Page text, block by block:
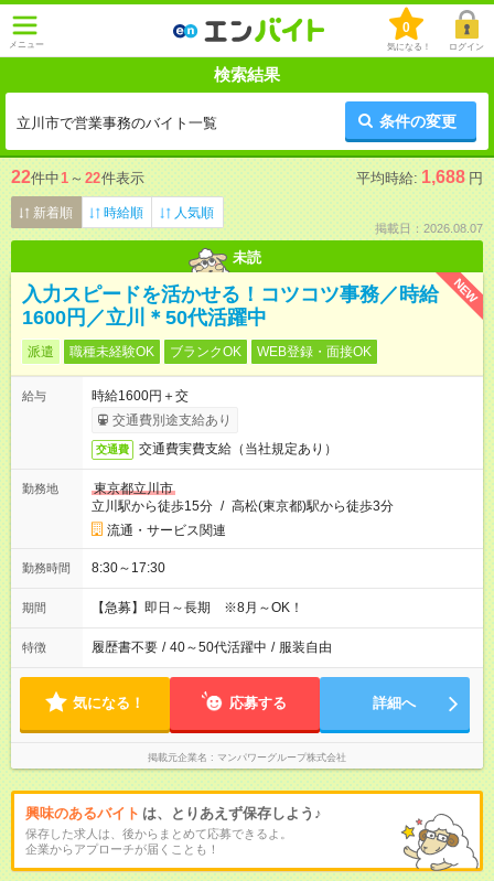
メニュー
0
気になる！ ログイン
検索結果
立川市で営業事務のバイト一覧 条件の変更
22件中1 ～ 22件表示 平均時給: 1,688 円
新着順 時給順 人気順
掲載日：2026.08.07
未読
NEW
入力スピードを活かせる！コツコツ事務／時給
1600円／立川＊50代活躍中
派遣 職種未経験OK ブランクOK WEB登録・面接OK
給与
時給1600円＋交
交通費別途支給あり
交通費 交通費実費支給（当社規定あり）
勤務地
東京都立川市
立川駅から徒歩15分 / 高松(東京都)駅から徒歩3分
流通・サービス関連
勤務時間 8:30～17:30
期間 【急募】即日～長期 ※8月～OK！
特徴 履歴書不要 / 40～50代活躍中 / 服装自由
気になる！ 応募する 詳細へ
掲載元企業名 マンパワーグループ株式会社
興味のあるバイト は、とりあえず保存しよう♪
保存した求人は、後からまとめて応募できるよ。
企業からアプローチが届くことも！